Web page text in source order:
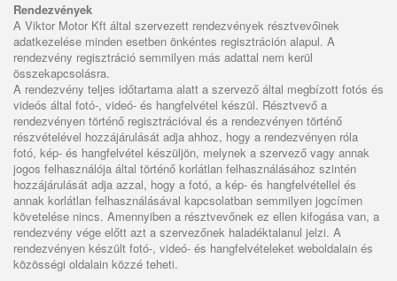
Rendezvények
A Viktor Motor Kft által szervezett rendezvények résztvevőinek
adatkezelése minden esetben önkéntes regisztráción alapul. A
rendezvény regisztráció semmilyen más adattal nem kerül
összekapcsolásra.
A rendezvény teljes időtartama alatt a szervező által megbízott fotós és
videós által fotó-, videó- és hangfelvétel készül. Résztvevő a
rendezvényen történő regisztrációval és a rendezvényen történő
részvételével hozzájárulását adja ahhoz, hogy a rendezvényen róla
fotó, kép- és hangfelvétel készüljön, melynek a szervező vagy annak
jogos felhasználója által történő korlátlan felhasználásához szintén
hozzájárulását adja azzal, hogy a fotó, a kép- és hangfelvétellel és
annak korlátlan felhasználásával kapcsolatban semmilyen jogcímen
követelése nincs. Amennyiben a résztvevőnek ez ellen kifogása van, a
rendezvény vége előtt azt a szervezőnek haladéktalanul jelzi. A
rendezvényen készült fotó-, videó- és hangfelvételeket weboldalain és
közösségi oldalain közzé teheti.